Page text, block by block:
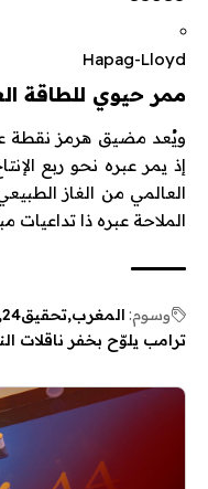
Hapag-Lloyd
ممر حيوي للطاقة
ويُعد مضيق هرمز نقطة
إذ يمر عبره نحو ربع
العالمي من الغاز
الملاحة عبره ذا تداعيات
وسوم: المغرب تحقيق24
ترامب يلوّح بخفر ناقلات